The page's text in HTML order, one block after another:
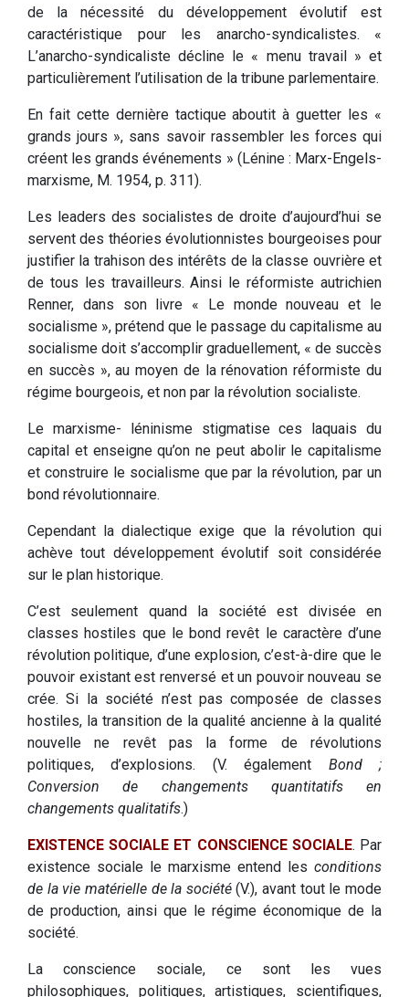
de la nécessité du développement évolutif est
caractéristique pour les anarcho-syndicalistes. «
L’anarcho-syndicaliste décline le « menu travail » et
particulièrement l’utilisation de la tribune parlementaire.
En fait cette dernière tactique aboutit à guetter les «
grands jours », sans savoir rassembler les forces qui
créent les grands événements » (Lénine : Marx-Engels-
marxisme, M. 1954, p. 311).
Les leaders des socialistes de droite d’aujourd’hui se
servent des théories évolutionnistes bourgeoises pour
justifier la trahison des intérêts de la classe ouvrière et
de tous les travailleurs. Ainsi le réformiste autrichien
Renner, dans son livre « Le monde nouveau et le
socialisme », prétend que le passage du capitalisme au
socialisme doit s’accomplir graduellement, « de succès
en succès », au moyen de la rénovation réformiste du
régime bourgeois, et non par la révolution socialiste.
Le marxisme- léninisme stigmatise ces laquais du
capital et enseigne qu’on ne peut abolir le capitalisme
et construire le socialisme que par la révolution, par un
bond révolutionnaire.
Cependant la dialectique exige que la révolution qui
achève tout développement évolutif soit considérée
sur le plan historique.
C’est seulement quand la société est divisée en
classes hostiles que le bond revêt le caractère d’une
révolution politique, d’une explosion, c’est-à-dire que le
pouvoir existant est renversé et un pouvoir nouveau se
crée. Si la société n’est pas composée de classes
hostiles, la transition de la qualité ancienne à la qualité
nouvelle ne revêt pas la forme de révolutions
politiques, d’explosions. (V. également Bond ;
Conversion de changements quantitatifs en
changements qualitatifs.)
EXISTENCE SOCIALE ET CONSCIENCE SOCIALE. Par
existence sociale le marxisme entend les conditions
de la vie matérielle de la société(V.), avant tout le mode
de production, ainsi que le régime économique de la
société.
La conscience sociale, ce sont les vues
philosophiques, politiques, artistiques, scientifiques,